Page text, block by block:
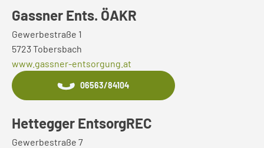
Gassner Ents. ÖAKR
Gewerbestraße 1
5723 Tobersbach
www.gassner-entsorgung.at
06563/84104
Hettegger EntsorgREC
Gewerbestraße 7